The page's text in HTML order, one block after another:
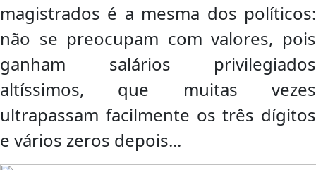
magistrados é a mesma dos políticos:
não se preocupam com valores, pois
ganham salários privilegiados
altíssimos, que muitas vezes
ultrapassam facilmente os três dígitos
e vários zeros depois...